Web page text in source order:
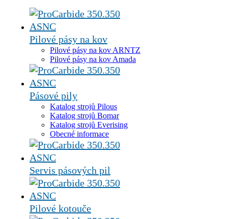
Pilové pásy na kov
Pilové pásy na kov ARNTZ
Pilové pásy na kov Amada
Pásové pily
Katalog strojů Pilous
Katalog strojů Bomar
Katalog strojů Everising
Obecné informace
Servis pásových pil
Pilové kotouče